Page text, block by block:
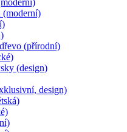
(moderní)
(přírodní)
(design)
design)